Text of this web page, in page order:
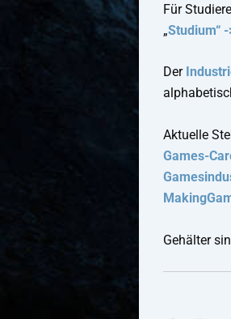
Für
„Studium“
Der
Aktuelle
Games-
Gehälter